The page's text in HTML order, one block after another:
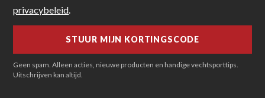
privacybeleid.
Geen spam. Alleen acties, nieuwe producten en handige vechtsporttips.
Uitschrijven kan altijd.